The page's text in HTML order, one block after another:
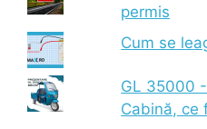
permis
Cum se
GL 35000
Cabină, ce